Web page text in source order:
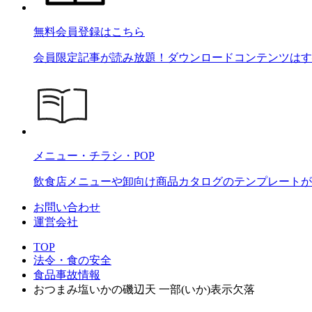
無料会員登録はこちら
会員限定記事が読み放題！ダウンロードコンテンツは
メニュー・チラシ・POP
飲食店メニューや卸向け商品カタログのテンプレート
お問い合わせ
運営会社
TOP
法令・食の安全
食品事故情報
おつまみ塩いかの磯辺天 一部(いか)表示欠落